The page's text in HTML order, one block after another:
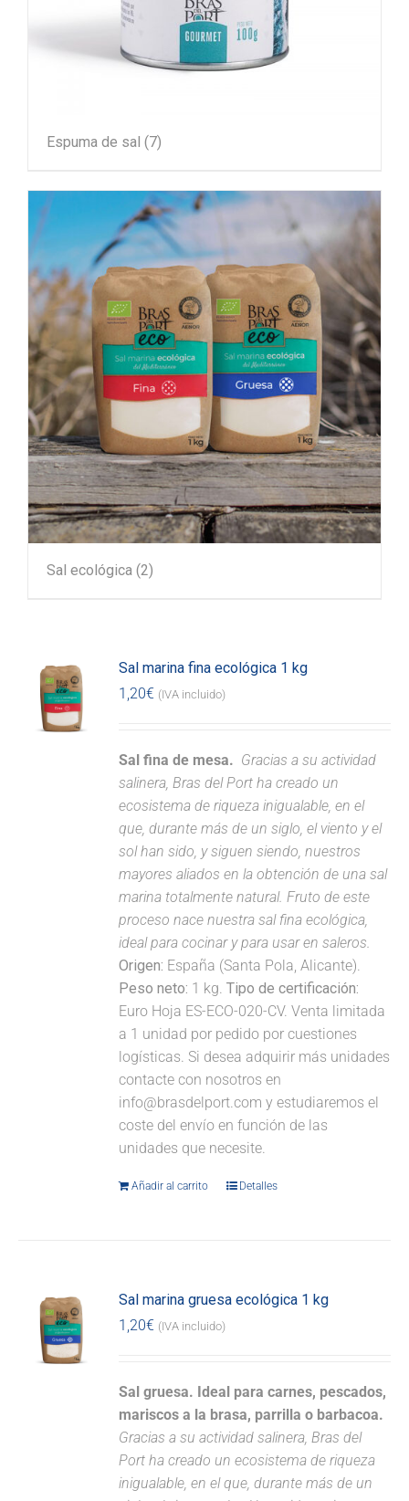
Espuma de sal (7)
Sal ecológica (2)
Sal marina fina ecológica 1 kg
1,20€ (IVA incluido)
Sal fina de mesa. Gracias a su actividad
salinera, Bras del Port ha creado un
ecosistema de riqueza inigualable, en el
que, durante más de un siglo, el viento y el
sol han sido, y siguen siendo, nuestros
mayores aliados en la obtención de una sal
marina totalmente natural. Fruto de este
proceso nace nuestra sal fina ecológica,
ideal para cocinar y para usar en saleros.
Origen: España (Santa Pola, Alicante).
Peso neto: 1 kg.Tipo de certificación:
Euro Hoja ES-ECO-020-CV. Venta limitada
a 1 unidad por pedido por cuestiones
logísticas. Si desea adquirir más unidades
contacte con nosotros en
info@brasdelport.com y estudiaremos el
coste del envío en función de las
unidades que necesite.
Añadir al carrito Detalles
Sal marina gruesa ecológica 1 kg
1,20€ (IVA incluido)
Sal gruesa. Ideal para carnes, pescados,
mariscos a la brasa, parrilla o barbacoa.
Gracias a su actividad salinera, Bras del
Port ha creado un ecosistema de riqueza
inigualable, en el que, durante más de un